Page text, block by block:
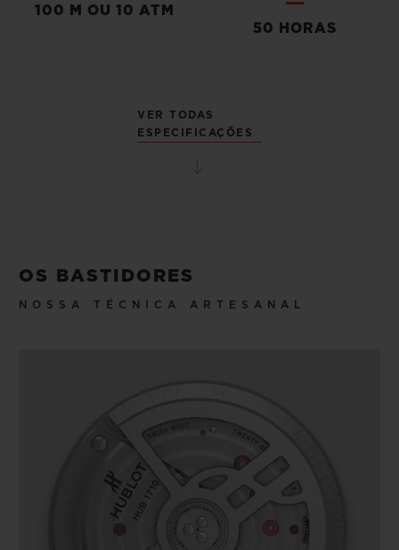
100 M OU 10 ATM
50 HORAS
VER TODAS
ESPECIFICAÇÕES
OS BASTIDORES
NOSSA TÉCNICA ARTESANAL